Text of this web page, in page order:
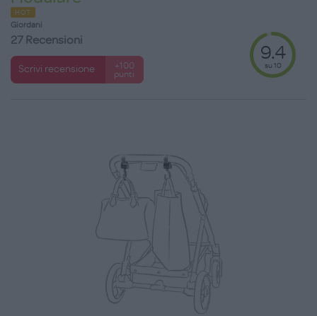
HOT
Giordani
27 Recensioni
Scrivi recensione
+100
punti
9.4
su 10